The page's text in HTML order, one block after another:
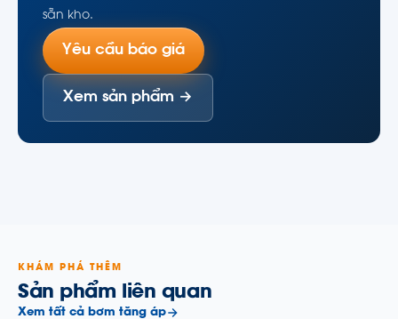
sẵn kho.
Yêu cầu báo giá
Xem sản phẩm →
KHÁM PHÁ THÊM
Sản phẩm liên quan
Xem tất cả bơm tăng áp